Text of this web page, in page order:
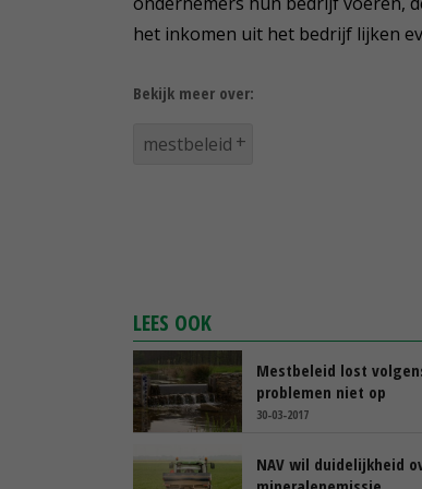
het inkomen uit het bedrijf lijken
Bekijk meer over:
mestbeleid
LEES OOK
Mestbeleid lost
problemen niet op
30-03-2017
NAV wil duidelijkheid